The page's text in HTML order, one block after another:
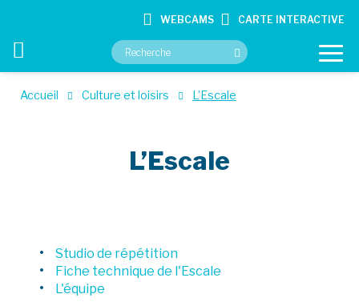
WEBCAMS CARTE INTERACTIVE
VOTRE MAIRIE
Accueil Culture et loisirs L’Escale
L’Escale
Studio de répétition
Fiche technique de l'Escale
L'équipe